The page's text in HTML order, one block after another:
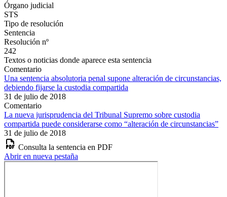
Órgano judicial
STS
Tipo de resolución
Sentencia
Resolución nº
242
Textos o noticias donde aparece esta sentencia
Comentario
Una sentencia absolutoria penal supone alteración de circunstancias,
debiendo fijarse la custodia compartida
31 de julio de 2018
Comentario
La nueva jurisprudencia del Tribunal Supremo sobre custodia
compartida puede considerarse como “alteración de circunstancias”
31 de julio de 2018
Consulta la sentencia en PDF
Abrir en nueva pestaña